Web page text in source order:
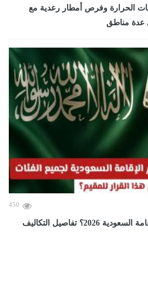
الحرارة وفرص أمطار رعدية مع
عدة مناطق
450
قبل التجديد .. كم تبلغ رسوم الإقامة السعودية 2026؟ تفاصيل التكاليف